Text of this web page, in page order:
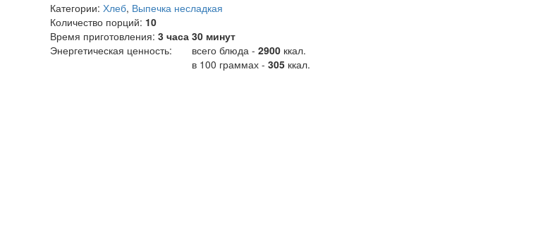
Категории: Хлеб, Выпечка несладкая
Количество порций: 10
Время приготовления: 3 часа 30 минут
Энергетическая ценность:
всего блюда - 2900 ккал.
в 100 граммах - 305 ккал.